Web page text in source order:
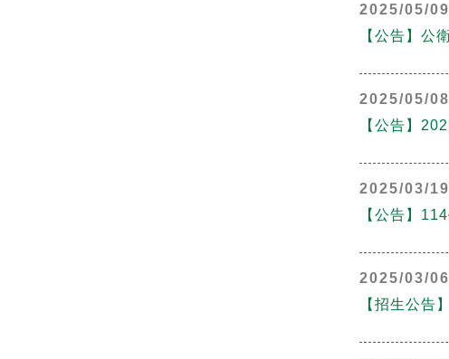
2025/05/09
【公告】公
2025/05/08
【公告】
2025/03/19
【公告】
2025/03/06
【招生公告